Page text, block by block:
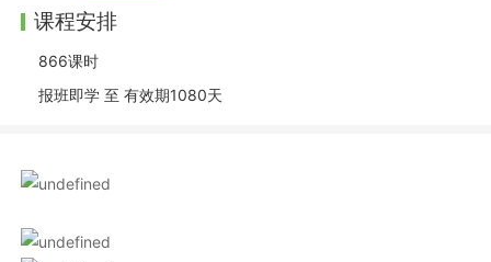
课程安排
866课时
报班即学 至有效期1080天